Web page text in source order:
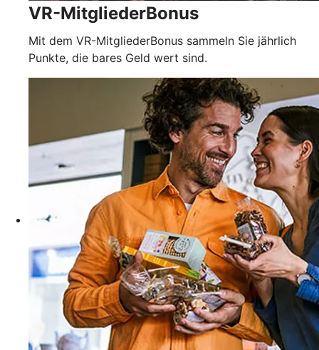
VR-MitgliederBonus
Mit dem VR-MitgliederBonus sammeln Sie jährlich
Punkte, die bares Geld wert sind.